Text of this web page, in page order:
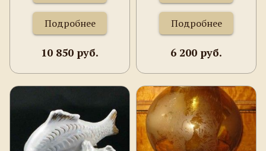
Подробнее
10 850 руб.
Подробнее
6 200 руб.